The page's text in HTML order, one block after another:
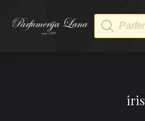
Products
search
iris